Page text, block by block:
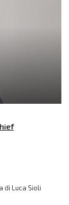
di Luca Sioli